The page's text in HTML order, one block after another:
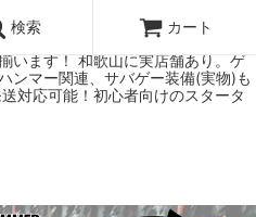
オンラインショップです！ ウォー
当店へ！ボードゲームもメジャーど
います！ 和歌山に実店舗あり。ゲ
ンマー関連、サバゲー装備(実物)も
対応可能！初心者向けのスタータ
検索 カート